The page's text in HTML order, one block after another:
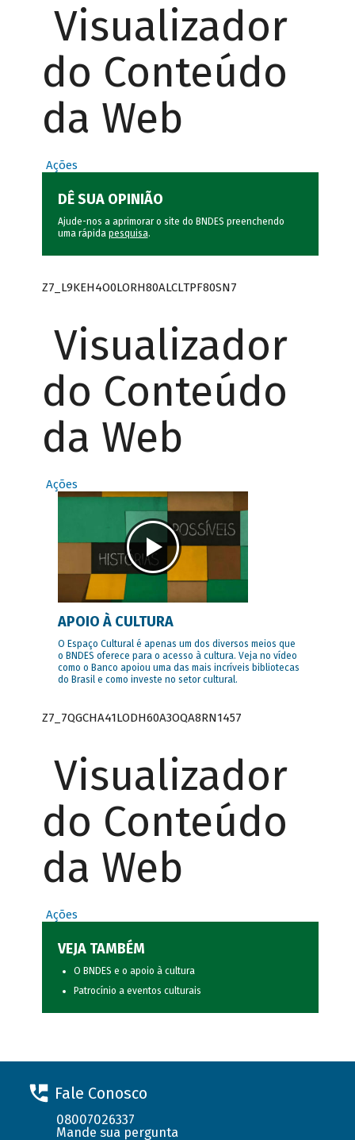
Visualizador
do Conteúdo
da Web
Ações
DÊ SUA OPINIÃO
Ajude-nos a aprimorar o site do BNDES preenchendo
uma rápida pesquisa.
Z7_L9KEH4O0LORH80ALCLTPF80SN7
Visualizador
do Conteúdo
da Web
Ações
APOIO À CULTURA
O Espaço Cultural é apenas um dos diversos meios que
o BNDES oferece para o acesso à cultura. Veja no vídeo
como o Banco apoiou uma das mais incríveis bibliotecas
do Brasil e como investe no setor cultural.
Z7_7QGCHA41LODH60A3OQA8RN1457
Visualizador
do Conteúdo
da Web
Ações
VEJA TAMBÉM
O BNDES e o apoio à cultura
Patrocínio a eventos culturais
Fale Conosco
08007026337
Mande sua pergunta